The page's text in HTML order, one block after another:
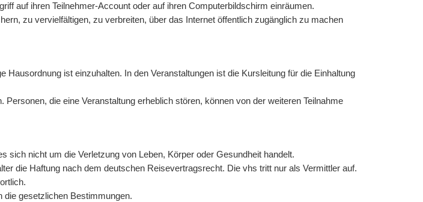
auf ihren Teilnehmer-Account oder auf ihren Computerbildschirm einräumen.
zu vervielfältigen, zu verbreiten, über das Internet öffentlich zugänglich zu machen
ist einzuhalten. In den Veranstaltungen ist die Kursleitung für die Einhaltung
die eine Veranstaltung erheblich stören, können von der weiteren Teilnahme
nicht um die Verletzung von Leben, Körper oder Gesundheit handelt.
die Haftung nach dem deutschen Reisevertragsrecht. Die vhs tritt nur als Vermittler auf.
die gesetzlichen Bestimmungen.